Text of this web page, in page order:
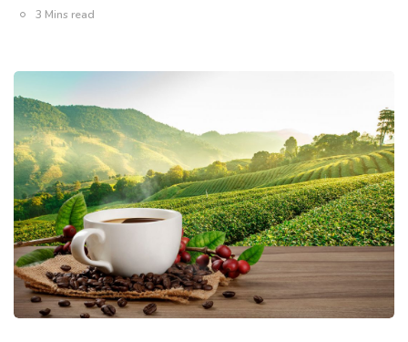
3 Mins read